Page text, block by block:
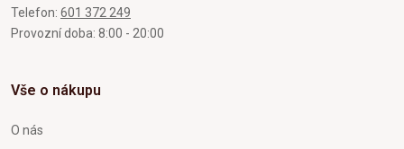
Telefon: 601 372 249
Provozní doba: 8:00 - 20:00
Vše o nákupu
O nás